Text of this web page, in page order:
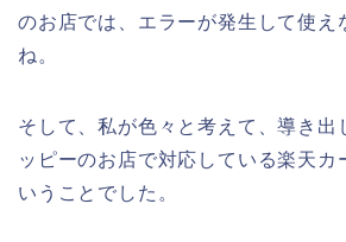
のお店では、エラーが発生して使え
ね。
そして、私が色々と考えて、導き出
ッピーのお店で対応している楽天カ
いうことでした。